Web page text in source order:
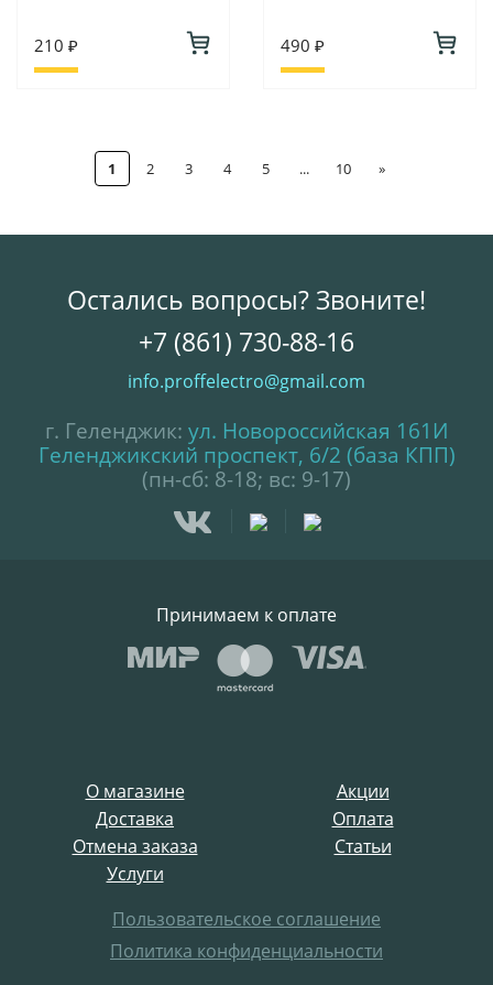
210 ₽ 490 ₽
1 2 3 4 5 ... 10 »
О магазине
Акции
Доставка
Оплата
Отмена заказа
Статьи
Услуги
Пользовательское соглашение
Политика конфиденциальности
Остались вопросы? Звоните!
+7 (861) 730-88-16
info.proffelectro@gmail.com
г. Геленджик: ул. Новороссийская 161И
Геленджикский проспект, 6/2 (база КПП)
(пн-сб: 8-18; вс: 9-17)
Принимаем к оплате